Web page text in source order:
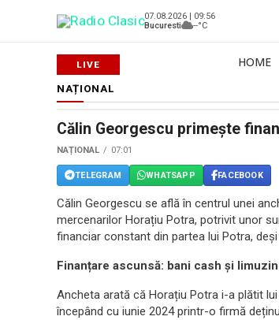
07.08.2026 | 09:56
Bucuresti
--°C
HOME
NAȚIONAL
Călin Georgescu primește
NAȚIONAL 07:01
TELEGRAM WHATSAPP FACEBOOK
Călin Georgescu se află în centrul unei
mercenarilor Horațiu Potra, potrivit unor
financiar constant din partea lui Potra,
Finanțare ascunsă: bani cash și
Ancheta arată că Horațiu Potra i-a plătit
începând cu iunie 2024 printr-o firmă